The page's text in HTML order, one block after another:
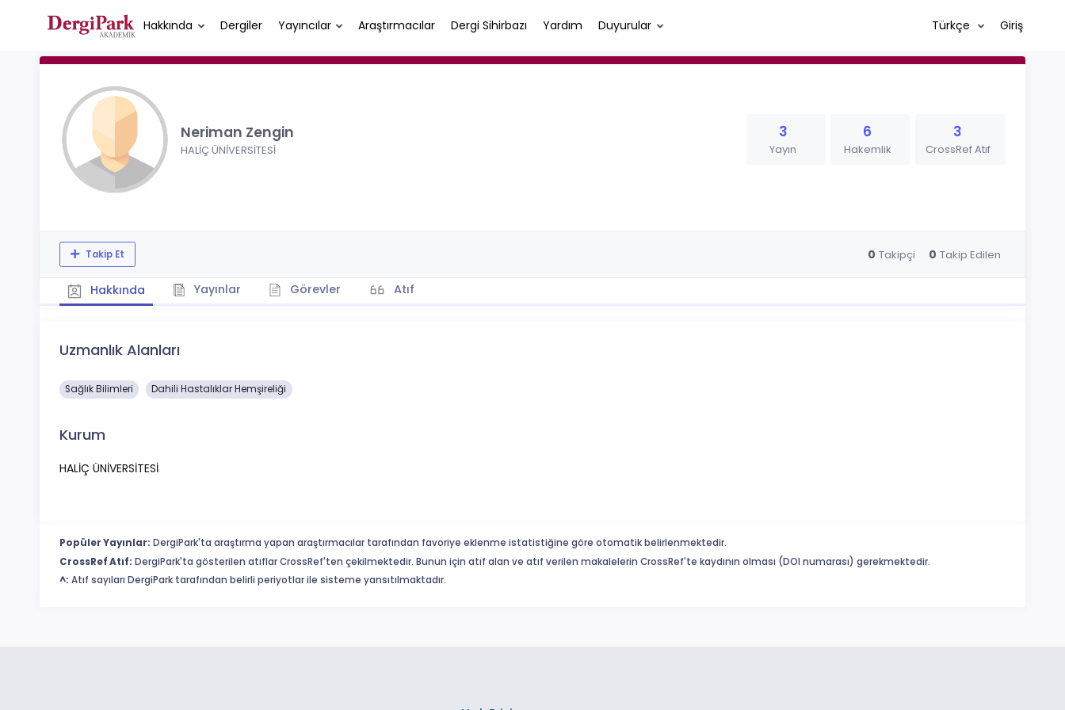
Hakkında Dergiler Yayıncılar Araştırmacılar Dergi Sihirbazı Yardım Duyurular Türkçe Giriş
Neriman Zengin
HALİÇ ÜNİVERSİTESİ
3
Yayın
6
Hakemlik
3
CrossRef Atıf
Takip Et 0 Takipçi 0 Takip Edilen
Hakkında Yayınlar Görevler Atıf
Uzmanlık Alanları
Sağlık Bilimleri Dahili Hastalıklar Hemşireliği
Kurum
HALİÇ ÜNİVERSİTESİ
Popüler Yayınlar: DergiPark'ta araştırma yapan araştırmacılar tarafından favoriye eklenme istatistiğine göre otomatik belirlenmektedir.
CrossRef Atıf: DergiPark'ta gösterilen atıflar CrossRef'ten çekilmektedir. Bunun için atıf alan ve atıf verilen makalelerin CrossRef'te kaydının olması (DOI numarası) gerekmektedir.
^: Atıf sayıları DergiPark tarafından belirli periyotlar ile sisteme yansıtılmaktadır.